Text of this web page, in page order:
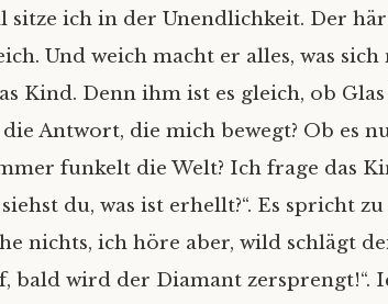
sitze ich in der Unendlichkeit. Der
Und weich macht er alles, was sich
Kind. Denn ihm ist es gleich, ob
Antwort, die mich bewegt? Ob es
funkelt die Welt? Ich frage das
du, was ist erhellt?“. Es spricht
nichts, ich höre aber, wild schlägt
bald wird der Diamant zersprengt!“.